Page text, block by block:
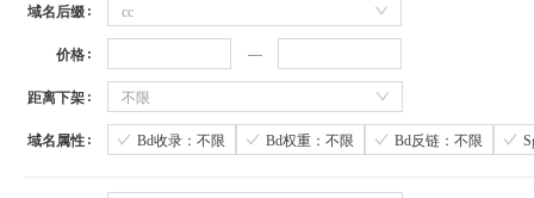
域名后缀 cc
价格
距离下架 不限
域名属性 Bd收录：不限 Bd权重：不限 Bd反链：不限